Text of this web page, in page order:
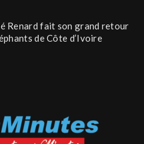
Renard fait son grand retour
de Côte d’Ivoire